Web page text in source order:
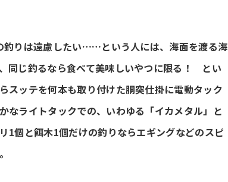
釣りは遠慮したい……という人には、海面を渡る海
同じ釣るなら食べて美味しいやつに限る！ とい
スッテを何本も取り付けた胴突仕掛に電動タック
なライトタックでの、いわゆる「イカメタル」と
1個と餌木1個だけの釣りならエギングなどのスピ